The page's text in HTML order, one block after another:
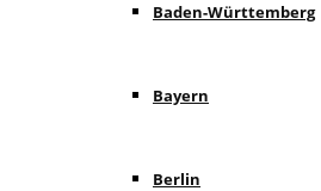
Baden-Württemberg
Bayern
Berlin